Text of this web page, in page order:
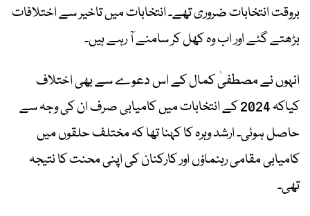
بروقت انتخابات ضروری تھے۔ انتخابات میں تاخیر سے اختلافات
بڑھتے گئے اور اب وہ کھل کر سامنے آ رہے ہیں۔
انہوں نے مصطفیٰ کمال کے اس دعوے سے بھی اختلاف
کیاکہ 2024 کے انتخابات میں کامیابی صرف ان کی وجہ سے
حاصل ہوئی۔ ارشد وہرہ کا کہنا تھا کہ مختلف حلقوں میں
کامیابی مقامی رہنماؤں اور کارکنان کی اپنی محنت کا نتیجہ
تھی۔